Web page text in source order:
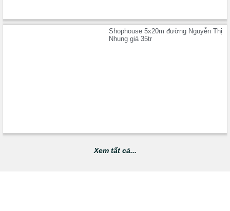
Shophouse 5x20m đường Nguyễn Thị
Nhung giá 35tr
Xem tất cả...